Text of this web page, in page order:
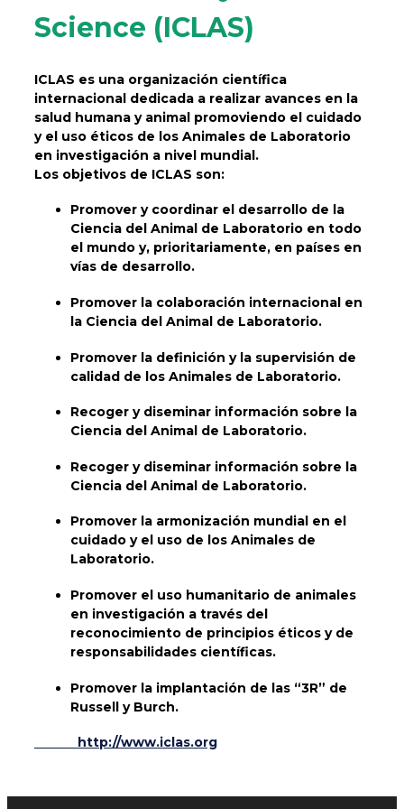
Science (ICLAS)
ICLAS es una organización científica
internacional dedicada a realizar avances en la
salud humana y animal promoviendo el cuidado
y el uso éticos de los Animales de Laboratorio
en investigación a nivel mundial.
Los objetivos de ICLAS son:
Promover y coordinar el desarrollo de la
Ciencia del Animal de Laboratorio en todo
el mundo y, prioritariamente, en países en
vías de desarrollo.
Promover la colaboración internacional en
la Ciencia del Animal de Laboratorio.
Promover la definición y la supervisión de
calidad de los Animales de Laboratorio.
Recoger y diseminar información sobre la
Ciencia del Animal de Laboratorio.
Recoger y diseminar información sobre la
Ciencia del Animal de Laboratorio.
Promover la armonización mundial en el
cuidado y el uso de los Animales de
Laboratorio.
Promover el uso humanitario de animales
en investigación a través del
reconocimiento de principios éticos y de
responsabilidades científicas.
Promover la implantación de las “3R” de
Russell y Burch.
http://www.iclas.org